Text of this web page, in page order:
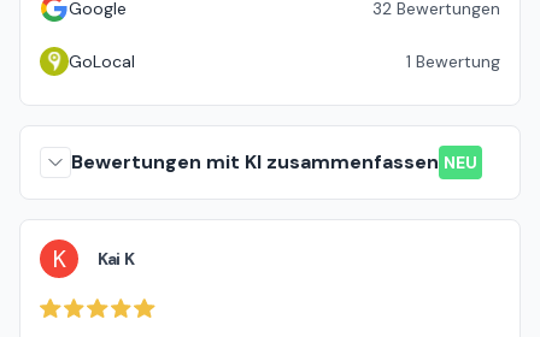
Google 32 Bewertungen
GoLocal 1 Bewertung
Bewertungen mit KI zusammenfassen NEU
K Kai K